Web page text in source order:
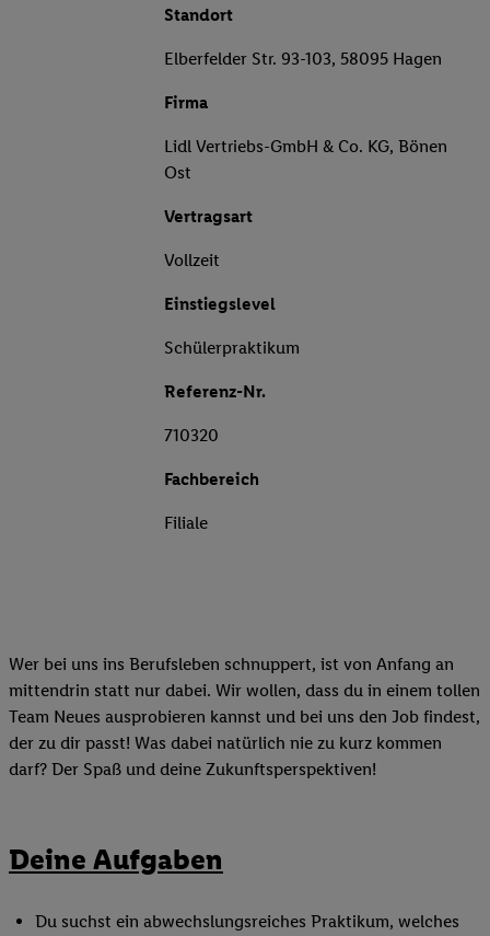
Standort
Elberfelder Str. 93-103, 58095 Hagen
Firma
Lidl Vertriebs-GmbH & Co. KG, Bönen
Ost
Vertragsart
Vollzeit
Einstiegslevel
Schülerpraktikum
Referenz-Nr.
710320
Fachbereich
Filiale
Wer bei uns ins Berufsleben schnuppert, ist von Anfang an
mittendrin statt nur dabei. Wir wollen, dass du in einem tollen
Team Neues ausprobieren kannst und bei uns den Job findest,
der zu dir passt! Was dabei natürlich nie zu kurz kommen
darf? Der Spaß und deine Zukunftsperspektiven!
Deine Aufgaben
Du suchst ein abwechslungsreiches Praktikum, welches